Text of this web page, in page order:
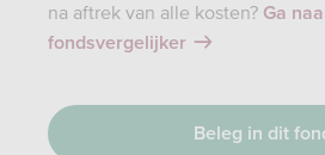
na aftrek van alle kosten? Ga
fondsvergelijker
Beleg in dit